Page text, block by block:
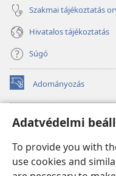
Adatvédelmi
To provide you with
use cookies and
Szakmai tájékoztatás
Hivatalos tájékoztatás
Súgó
Adományozás
(opens
new
Őrtorony ONLINE
(opens
window)JW Hub
(opens
new
window)JW Library